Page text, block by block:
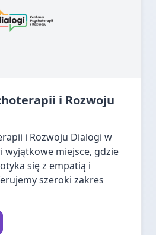
i Rozwoju
i Rozwoju Dialogi w
wyjątkowe miejsce, gdzie
się z empatią i
szeroki zakres